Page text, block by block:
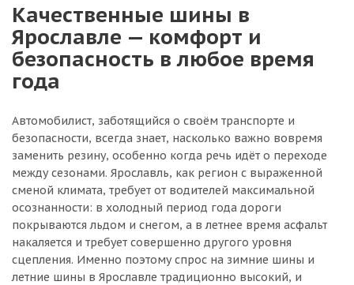
Качественные шины в
Ярославле — комфорт и
безопасность в любое время
года
Автомобилист, заботящийся о своём транспорте и
безопасности, всегда знает, насколько важно вовремя
заменить резину, особенно когда речь идёт о переходе
между сезонами. Ярославль, как регион с выраженной
сменой климата, требует от водителей максимальной
осознанности: в холодный период года дороги
покрываются льдом и снегом, а в летнее время асфальт
накаляется и требует совершенно другого уровня
сцепления. Именно поэтому спрос на зимние шины и
летние шины в Ярославле традиционно высокий, и